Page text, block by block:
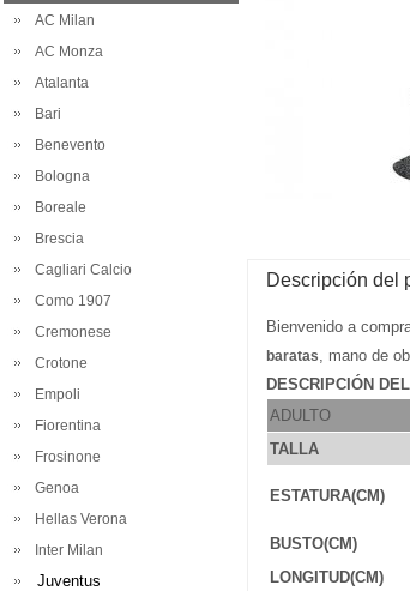
AC Milan
AC Monza
Atalanta
Bari
Benevento
Bologna
Boreale
Brescia
Cagliari Calcio
Como 1907
Cremonese
Crotone
Empoli
Fiorentina
Frosinone
Genoa
Hellas Verona
Inter Milan
Juventus
Descripción del
Bienvenido a
baratas, mano de
DESCRIPCIÓN
ADULTO
TALLA
ESTATURA(CM)
BUSTO(CM)
LONGITUD(CM)